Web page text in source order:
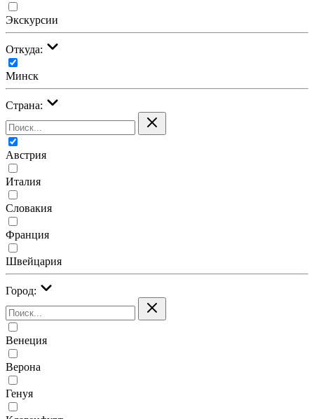
Экскурсии
Откуда:
Минск
Страна:
Австрия
Италия
Словакия
Франция
Швейцария
Город:
Венеция
Верона
Генуя